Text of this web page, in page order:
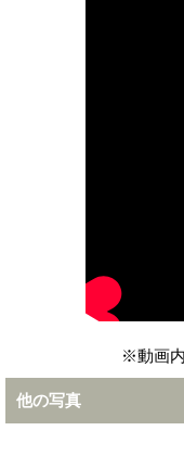
※動画
他の写真